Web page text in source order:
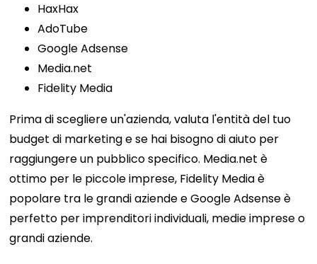
HaxHax
AdoTube
Google Adsense
Media.net
Fidelity Media
Prima di scegliere un'azienda, valuta l'entità del tuo
budget di marketing e se hai bisogno di aiuto per
raggiungere un pubblico specifico. Media.net è
ottimo per le piccole imprese, Fidelity Media è
popolare tra le grandi aziende e Google Adsense è
perfetto per imprenditori individuali, medie imprese o
grandi aziende.